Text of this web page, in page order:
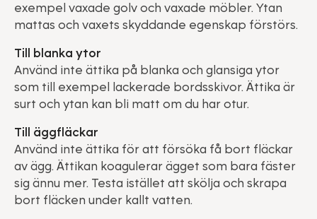
exempel vaxade golv och vaxade möbler. Ytan
mattas och vaxets skyddande egenskap förstörs.
Till blanka ytor
Använd inte ättika på blanka och glansiga ytor
som till exempel lackerade bordsskivor. Ättika är
surt och ytan kan bli matt om du har otur.
Till äggfläckar
Använd inte ättika för att försöka få bort fläckar
av ägg. Ättikan koagulerar ägget som bara fäster
sig ännu mer. Testa istället att skölja och skrapa
bort fläcken under kallt vatten.